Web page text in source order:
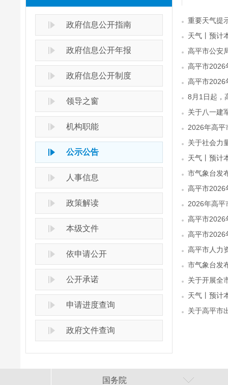
政府信息公开指南
政府信息公开年报
政府信息公开制度
领导之窗
机构职能
公示公告
人事信息
政策解读
本级文件
依申请公开
公开承诺
申请进度查询
政府文件查询
重要天气提
天气丨预计
高平市公安
高平市2026
高平市2026
8月1日起，
关于八一建
2026年高平
关于社会力
天气丨预计
市气象台发
高平市2026
2026年高平
高平市2026
高平市2026
高平市人力
市气象台发
关于开展全
天气丨预计
关于高平市
国务院